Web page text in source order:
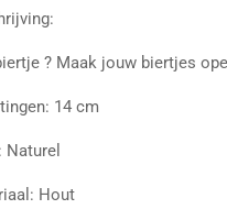
? Maak jouw biertjes
14 cm
Naturel
Hout